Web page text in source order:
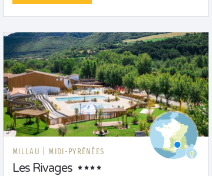
MILLAU | MIDI-PYRÉNÉES
Les Rivages